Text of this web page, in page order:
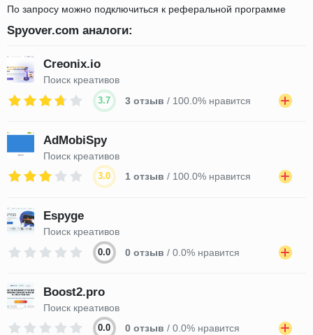
По запросу можно подключиться к реферальной программе
Spyover.com аналоги:
Creonix.io
Поиск креативов
3.7 3 отзыв / 100.0% нравится
AdMobiSpy
Поиск креативов
3.0 1 отзыв / 100.0% нравится
Espyge
Поиск креативов
0.0 0 отзыв / 0.0% нравится
Boost2.pro
Поиск креативов
0.0 0 отзыв / 0.0% нравится